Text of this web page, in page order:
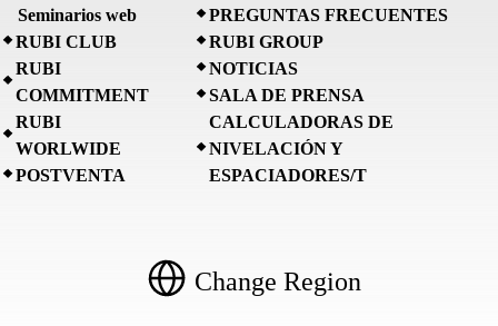
Seminarios web
RUBI CLUB
RUBI
COMMITMENT
RUBI
WORLWIDE
POSTVENTA
PREGUNTAS FRECUENTES
RUBI GROUP
NOTICIAS
SALA DE PRENSA
CALCULADORAS DE
NIVELACIÓN Y
ESPACIADORES/T
Change Region